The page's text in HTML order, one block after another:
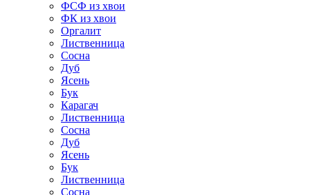
ФСФ из хвои
ФК из хвои
Оргалит
Лиственница
Сосна
Дуб
Ясень
Бук
Карагач
Лиственница
Сосна
Дуб
Ясень
Бук
Лиственница
Сосна